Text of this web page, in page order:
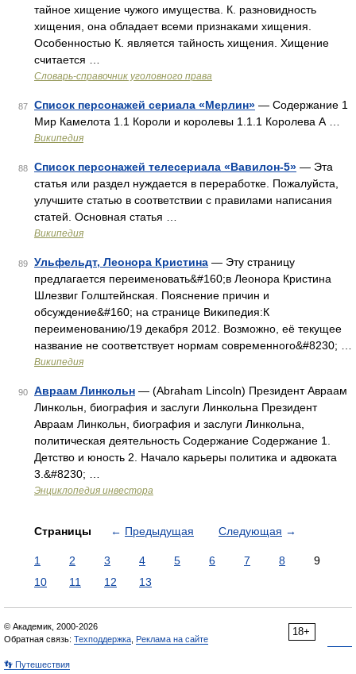
тайное хищение чужого имущества. К. разновидность
хищения, она обладает всеми признаками хищения.
Особенностью К. является тайность хищения. Хищение
считается …
Словарь-справочник уголовного права
87 Список персонажей сериала «Мерлин» — Содержание 1
Мир Камелота 1.1 Короли и королевы 1.1.1 Королева А …
Википедия
88 Список персонажей телесериала «Вавилон-5» — Эта
статья или раздел нуждается в переработке. Пожалуйста,
улучшите статью в соответствии с правилами написания
статей. Основная статья …
Википедия
89 Ульфельдт, Леонора Кристина — Эту страницу
предлагается переименовать&#160;в Леонора Кристина
Шлезвиг Голштейнская. Пояснение причин и
обсуждение&#160; на странице Википедия:К
переименованию/19 декабря 2012. Возможно, её текущее
название не соответствует нормам современного&#8230; …
Википедия
90 Авраам Линкольн — (Abraham Lincoln) Президент Авраам
Линкольн, биография и заслуги Линкольна Президент
Авраам Линкольн, биография и заслуги Линкольна,
политическая деятельность Содержание Содержание 1.
Детство и юность 2. Начало карьеры политика и адвоката
3.&#8230; …
Энциклопедия инвестора
Страницы ← Предыдущая Следующая →
1 2 3 4 5 6 7 8
9
10
11 12 13
18+
© Академик, 2000-2026
Обратная связь: Техподдержка Реклама на сайте
👣 Путешествия